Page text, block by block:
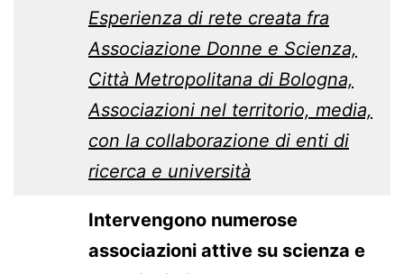
Esperienza di rete creata fra
Associazione Donne e Scienza,
Città Metropolitana di Bologna,
Associazioni nel territorio, media,
con la collaborazione di enti di
ricerca e università
Intervengono numerose
associazioni attive su scienza e